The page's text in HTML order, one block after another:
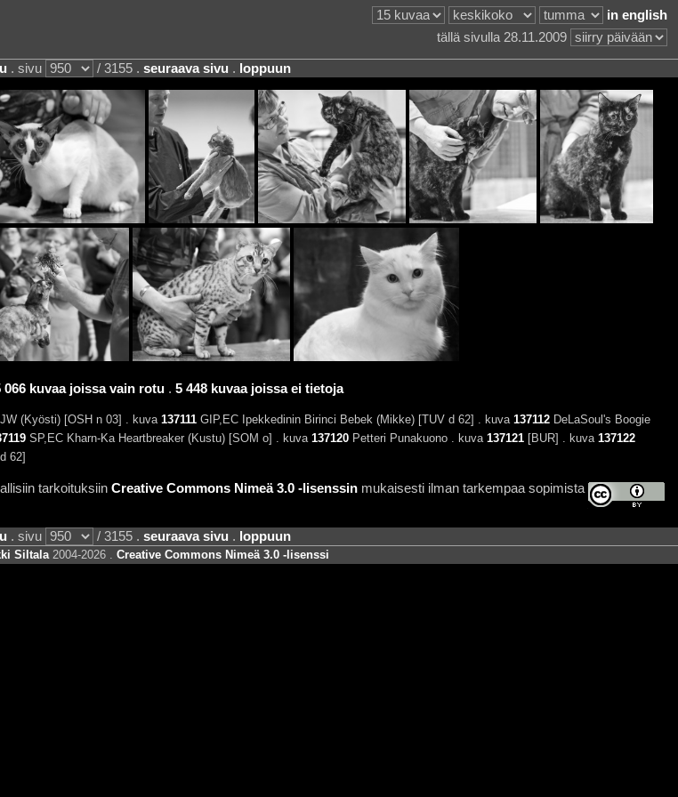
in english
tällä sivulla 28.11.2009
. sivu / 3155 . seuraava sivu . loppuun
066 kuvaa joissa vain rotu. 5 448 kuvaa joissa ei tietoja
(Kyösti) [OSH n 03] . kuva 137111GIP,EC Ipekkedinin Birinci Bebek (Mikke) [TUV d 62] . kuva 137112DeLaSoul's Boogie
SP,EC Kharn-Ka Heartbreaker (Kustu) [SOM o] . kuva 137120Petteri Punakuono . kuva 137121[BUR] . kuva 137122
62]
tarkoituksiin Creative Commons Nimeä 3.0 -lisenssinmukaisesti ilman tarkempaa sopimista
. sivu / 3155 . seuraava sivu . loppuun
Siltala2004-2026 . Creative Commons Nimeä 3.0 -lisenssi